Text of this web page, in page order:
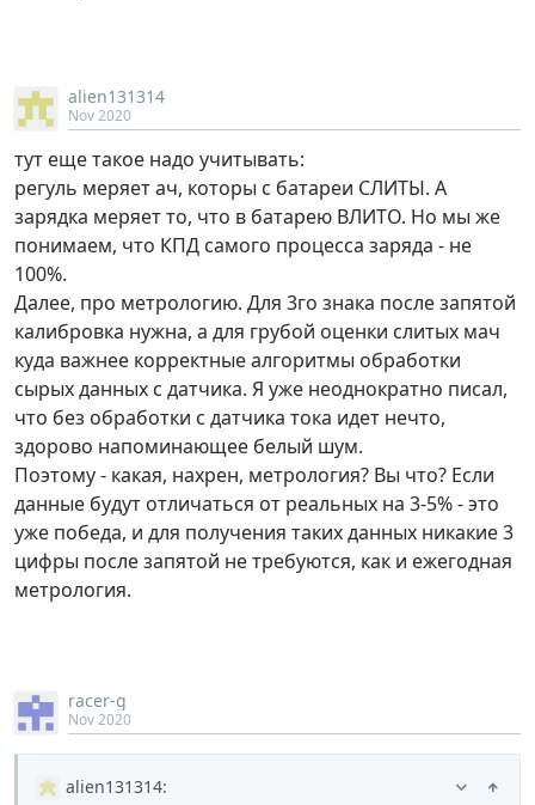
alien131314
Nov 2020
тут еще такое надо учитывать:
регуль меряет ач, которы с батареи СЛИТЫ. А
зарядка меряет то, что в батарею ВЛИТО. Но мы же
понимаем, что КПД самого процесса заряда - не
100%.
Далее, про метрологию. Для 3го знака после запятой
калибровка нужна, а для грубой оценки слитых мач
куда важнее корректные алгоритмы обработки
сырых данных с датчика. Я уже неоднократно писал,
что без обработки с датчика тока идет нечто,
здорово напоминающее белый шум.
Поэтому - какая, нахрен, метрология? Вы что? Если
данные будут отличаться от реальных на 3-5% - это
уже победа, и для получения таких данных никакие 3
цифры после запятой не требуются, как и ежегодная
метрология.
racer-g
Nov 2020
alien131314: